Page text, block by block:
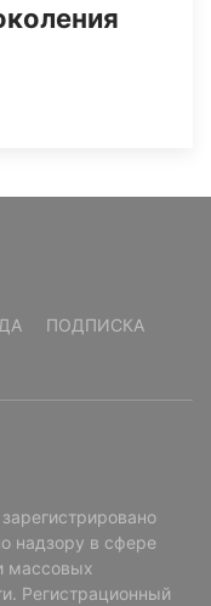
ПОДПИСКА
надзору в сфере
массовых
Регистрационный